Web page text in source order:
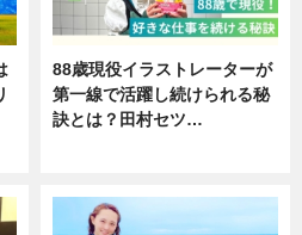
88歳現役イラストレーターが
第一線で活躍し続けられる秘
訣とは？田村セツ…